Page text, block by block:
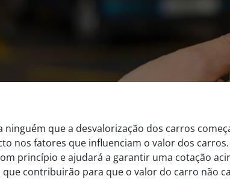
ninguém que a desvalorização dos carros
nos fatores que influenciam o valor dos
princípio e ajudará a garantir uma cotação
que contribuirão para que o valor do carro não